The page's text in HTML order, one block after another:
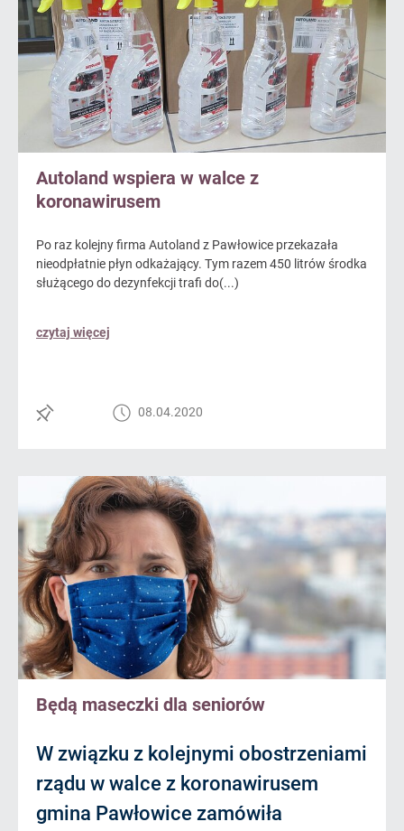
Autoland wspiera w walce z
koronawirusem
Po raz kolejny firma Autoland z Pawłowice przekazała
nieodpłatnie płyn odkażający. Tym razem 450 litrów środka
służącego do dezynfekcji trafi do(...)
czytaj więcej
08.04.2020
Będą maseczki dla seniorów
W związku z kolejnymi obostrzeniami
rządu w walce z koronawirusem
gmina Pawłowice zamówiła